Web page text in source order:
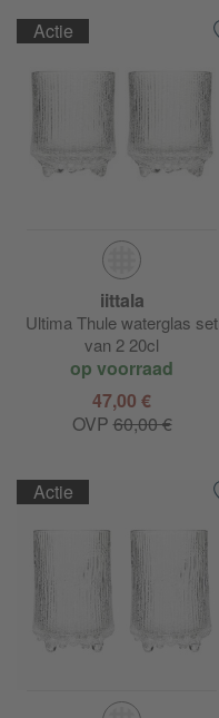
Actie
iittala
Ultima Thule waterglas set
van 2 20cl
op voorraad
47,00 €
OVP60,00 €
Actie